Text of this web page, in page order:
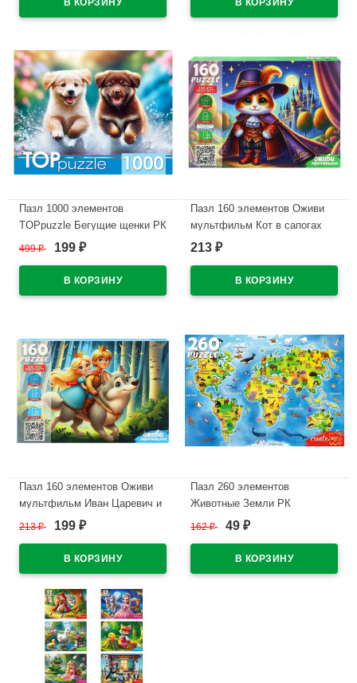
Пазл 1000 элементов
TOPpuzzle Бегущие щенки РК
арт.ХТП1000-8737
499₽ 199 ₽
Пазл 160 элементов Оживи
мультфильм Кот в сапогах
РК арт.П160-3548
213 ₽
Пазл 160 элементов Оживи
мультфильм Иван Царевич и
серый волк РК арт.П160-3546
213₽ 199 ₽
Пазл 260 элементов
Животные Земли РК
арт.ПУ260-8700
162₽ 49 ₽